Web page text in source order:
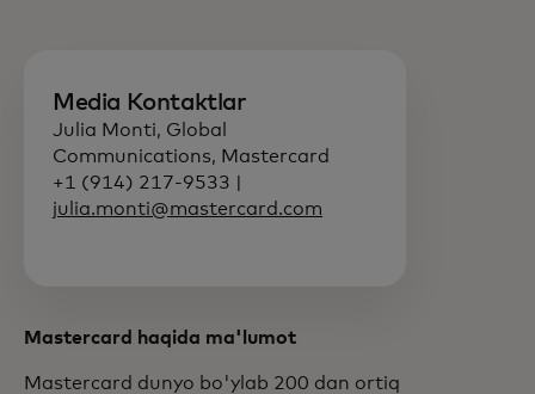
Media Kontaktlar
Julia Monti, Global
Communications, Mastercard
+1 (914) 217-9533 |
julia.monti@mastercard.com
Mastercard haqida ma'lumot
Mastercard dunyo bo'ylab 200 dan ortiq